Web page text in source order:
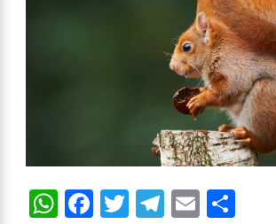
WhatsApp
Facebook
Twitter
Telegram
Email